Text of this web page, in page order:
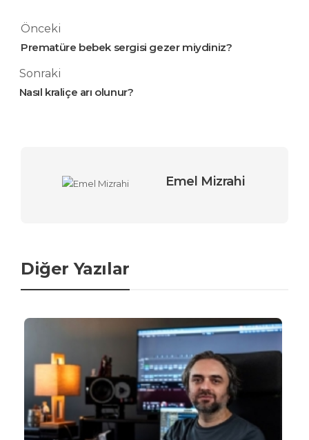
Önceki
Prematüre bebek sergisi gezer miydiniz?
Sonraki
Nasıl kraliçe arı olunur?
Emel Mizrahi
Diğer Yazılar